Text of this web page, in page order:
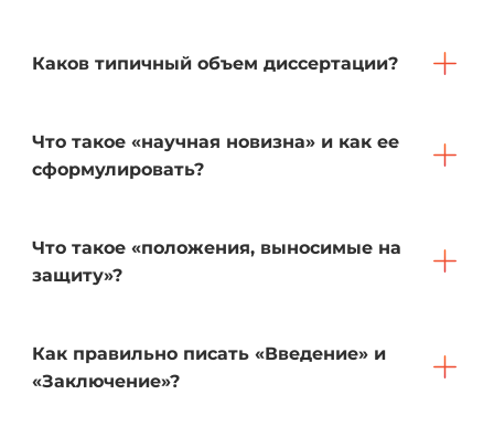
Каков типичный объем диссертации?
Что такое «научная новизна» и как ее
сформулировать?
Что такое «положения, выносимые на
защиту»?
Как правильно писать «Введение» и
«Заключение»?